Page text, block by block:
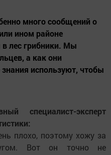
много сообщений о
ином районе
в лес грибники. Мы
а как они
используют, чтобы
специалист-эксперт
плохо, поэтому хожу за
Вот он точно не